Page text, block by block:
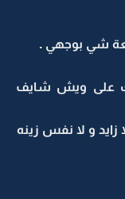
شي بوجهي .
على ويش شايف
و لا نفس زينه